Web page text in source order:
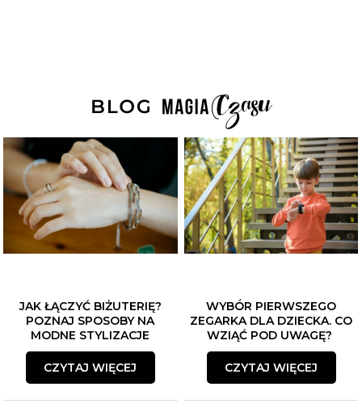
JAK ŁĄCZYĆ BIŻUTERIĘ?
POZNAJ SPOSOBY NA
MODNE STYLIZACJE
CZYTAJ WIĘCEJ
WYBÓR PIERWSZEGO
ZEGARKA DLA DZIECKA. CO
WZIĄĆ POD UWAGĘ?
CZYTAJ WIĘCEJ